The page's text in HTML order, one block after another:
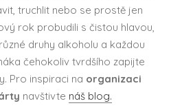
truchlit nebo se prostě jen
rok probudili s čistou hlavou,
druhy alkoholu a každou
čehokoliv tvrdšího zapijte
Pro inspiraci na organizaci
navštivte náš blog.